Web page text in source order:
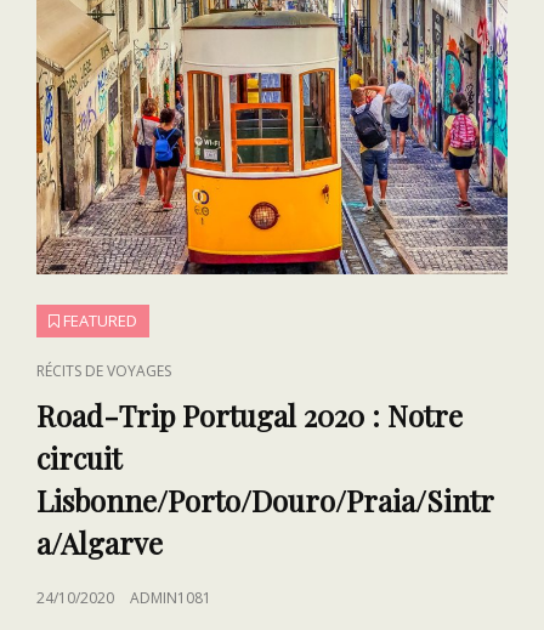
FEATURED
CAT
LINKS
RÉCITS DE VOYAGES
Road-Trip Portugal 2020 : Notre
circuit
Lisbonne/Porto/Douro/Praia/Sintr
a/Algarve
POSTED
24/10/2020 ADMIN1081